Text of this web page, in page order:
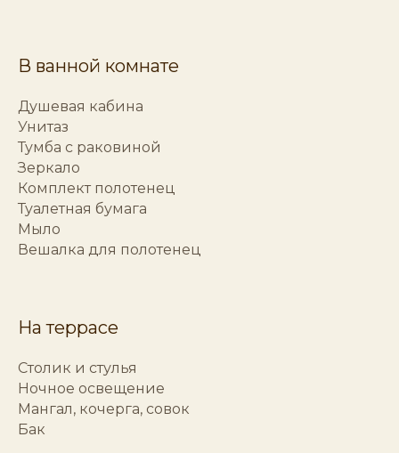
В ванной комнате
Душевая кабина
Унитаз
Тумба с раковиной
Зеркало
Комплект полотенец
Туалетная бумага
Мыло
Вешалка для полотенец
На террасе
Столик и стулья
Ночное освещение
Мангал, кочерга, совок
Бак